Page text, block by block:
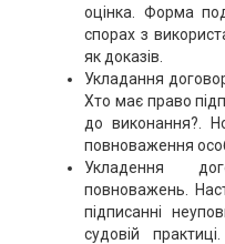
оцінка. Форма
спорах з
як доказів.
Укладання
Хто має право
до виконання?.
повноваження
Укладення
повноважень.
підписанні
судовій